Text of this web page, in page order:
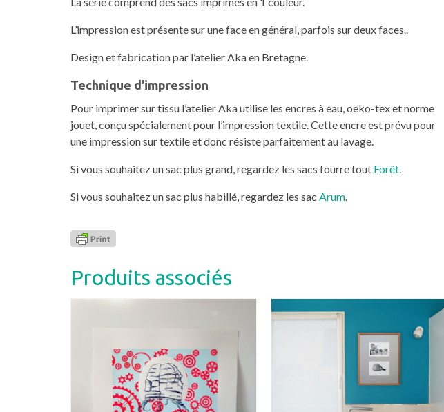
L’impression est présente sur une face en général, parfois sur deux faces..
Design et fabrication par l’atelier Aka en Bretagne.
Technique d’impression
Pour imprimer sur tissu l’atelier Aka utilise les encres à eau, oeko-tex et norme
jouet, conçu spécialement pour l’impression textile. Cette encre est prévu pour
une impression sur textile et donc résiste parfaitement au lavage.
Si vous souhaitez un sac plus grand, regardez les sacs fourre tout Forêt
Si vous souhaitez un sac plus habillé, regardez les sac Arum
Produits associés